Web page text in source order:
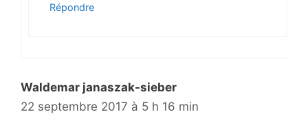
Répondre
Waldemar janaszak-sieber
22 septembre 2017 à 5 h 16 min